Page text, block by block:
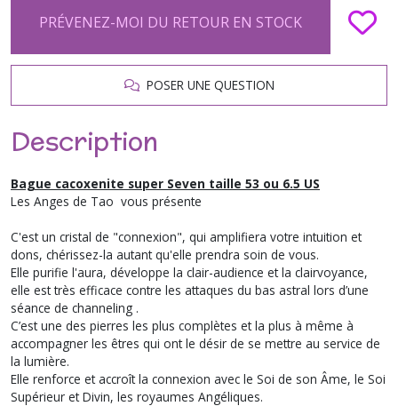
PRÉVENEZ-MOI DU RETOUR EN STOCK
POSER UNE QUESTION
Description
Bague cacoxenite super Seven taille 53 ou 6.5 US
Les Anges de Tao vous présente
C'est un cristal de "connexion", qui amplifiera votre intuition et
dons, chérissez-la autant qu'elle prendra soin de vous.
Elle purifie l'aura, développe la clair-audience et la clairvoyance,
elle est très efficace contre les attaques du bas astral lors d’une
séance de channeling .
C’est une des pierres les plus complètes et la plus à même à
accompagner les êtres qui ont le désir de se mettre au service de
la lumière.
Elle renforce et accroît la connexion avec le Soi de son Âme, le Soi
Supérieur et Divin, les royaumes Angéliques.